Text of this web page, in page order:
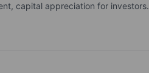
capital appreciation for investors.